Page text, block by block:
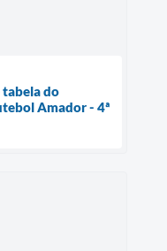
tabela do
Amador - 4ª